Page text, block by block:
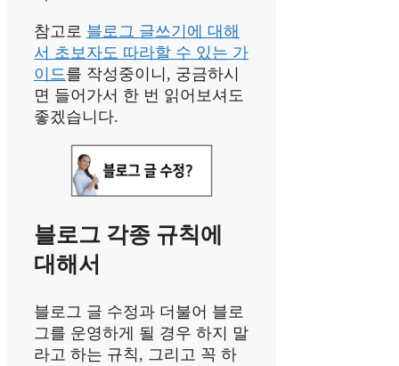
참고로 블로그 글쓰기에 대해
서 초보자도 따라할 수 있는 가
이드를 작성중이니, 궁금하시
면 들어가서 한 번 읽어보셔도
좋겠습니다.
블로그 각종 규칙에
대해서
블로그 글 수정과 더불어 블로
그를 운영하게 될 경우 하지 말
라고 하는 규칙, 그리고 꼭 하